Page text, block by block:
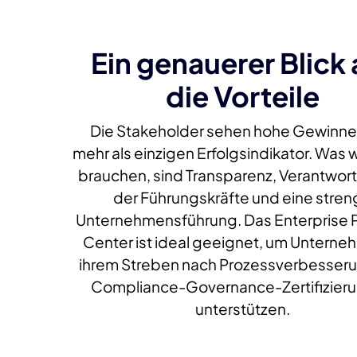
Ein genauerer Blick
die Vorteile
Die Stakeholder sehen hohe
mehr als einzigen Erfolgsindikator. Was
brauchen, sind Transparenz,
der Führungskräfte und eine
Unternehmensführung. Das Enterprise
Center ist ideal geeignet, um
ihrem Streben nach
Compliance-Governance-
unterstützen.